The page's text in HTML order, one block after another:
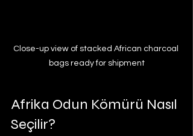
Close-up view of stacked African charcoal
bags ready for shipment
Afrika Odun Kömürü Nasıl
Seçilir?